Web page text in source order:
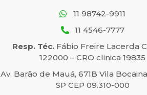
11 98742-9911
11 4546-7777
Resp. Téc. Fábio Freire Lacerda
122000 – CRO clinica 19835
Av. Barão de Mauá, 671B Vila
SP CEP 09.310-000